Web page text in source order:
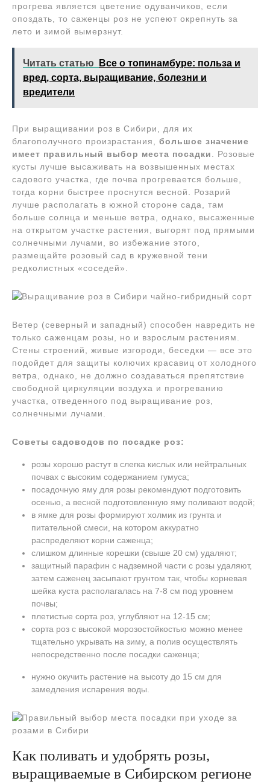
прогрева является цветение одуванчиков, если
опоздать, то саженцы роз не успеют окрепнуть за
лето и зимой вымерзнут.
Читать статью
Все о топинамбуре: польза и
вред, сорта, выращивание, болезни и
вредители
При выращивании роз в Сибири, для их
благополучного произрастания, большое значение
имеет правильный выбор места посадки
. Розовые
кусты лучше высаживать на возвышенных местах
садового участка, где почва прогревается больше,
тогда корни быстрее проснутся весной. Розарий
лучше располагать в южной стороне сада, там
больше солнца и меньше ветра, однако, высаженные
на открытом участке растения, выгорят под прямыми
солнечными лучами, во избежание этого,
размещайте розовый сад в кружевной тени
редколистных «соседей».
Ветер (северный и западный) способен навредить не
только саженцам розы, но и взрослым растениям.
Стены строений, живые изгороди, беседки — все это
подойдет для защиты колючих красавиц от холодного
ветра, однако, не должно создаваться препятствие
свободной циркуляции воздуха и прогреванию
участка, отведенного под выращивание роз,
солнечными лучами.
Советы садоводов по посадке роз:
розы хорошо растут в слегка кислых или нейтральных
почвах с высоким содержанием гумуса;
посадочную яму для розы рекомендуют подготовить
осенью, а весной подготовленную яму поливают водой;
в ямке для розы формируют холмик из грунта и
питательной смеси, на котором аккуратно
распределяют корни саженца;
слишком длинные корешки (свыше 20 см) удаляют;
защитный парафин с надземной части с розы удаляют,
затем саженец засыпают грунтом так, чтобы корневая
шейка куста располагалась на 7-8 см под уровнем
почвы;
плетистые сорта роз, углубляют на 12-15 см;
сорта роз с высокой морозостойкостью можно менее
тщательно укрывать на зиму, а полив осуществлять
непосредственно после посадки саженца;
нужно окучить растение на высоту до 15 см для
замедления испарения воды.
Как поливать и удобрять розы,
выращиваемые в Сибирском регионе